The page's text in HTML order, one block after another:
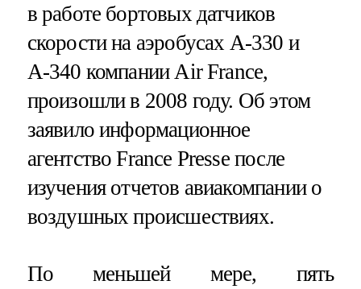
в работе бортовых датчиков
скорости на аэробусах А-330 и
А-340 компании Air France,
произошли в 2008 году. Об этом
заявило информационное
агентство France Presse после
изучения отчетов авиакомпании о
воздушных происшествиях.
По меньшей мере, пять